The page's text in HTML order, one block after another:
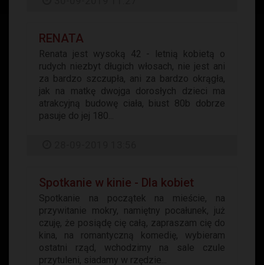
RENATA
Renata jest wysoką 42 - letnią kobietą o
rudych niezbyt długich włosach, nie jest ani
za bardzo szczupła, ani za bardzo okrągła,
jak na matkę dwojga dorosłych dzieci ma
atrakcyjną budowę ciała, biust 80b dobrze
pasuje do jej 180...
Spotkanie w kinie - Dla kobiet
Spotkanie na początek na mieście, na
przywitanie mokry, namiętny pocałunek, już
czuję, że posiądę cię całą, zapraszam cię do
kina, na romantyczną komedię, wybieram
ostatni rząd, wchodzimy na sale czule
przytuleni, siadamy w rzędzie...